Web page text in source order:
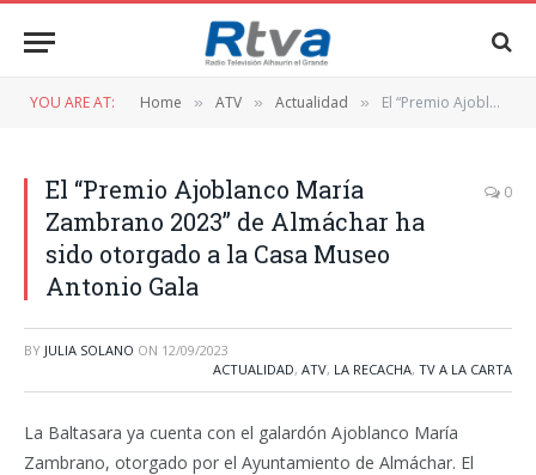
YOU ARE AT: Home » ATV » Actualidad » El “Premio Ajoblanco María Zambrano 2023” de Almáchar ha sido otorgado a la Casa Museo Antonio Gala
El “Premio Ajoblanco María
Zambrano 2023” de Almáchar ha
sido otorgado a la Casa Museo
Antonio Gala
0
BY JULIA SOLANO ON 12/09/2023
ACTUALIDAD, ATV, LA RECACHA, TV A LA CARTA
La Baltasara ya cuenta con el galardón Ajoblanco María
Zambrano, otorgado por el Ayuntamiento de Almáchar. El